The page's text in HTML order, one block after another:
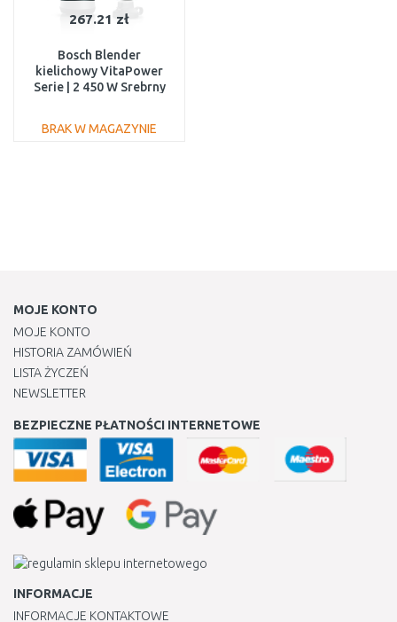
267.21 zł
Bosch Blender
kielichowy VitaPower
Serie | 2 450 W Srebrny
BRAK W MAGAZYNIE
MOJE KONTO
MOJE KONTO
HISTORIA ZAMÓWIEŃ
LISTA ŻYCZEŃ
NEWSLETTER
BEZPIECZNE PŁATNOŚCI INTERNETOWE
INFORMACJE
INFORMACJE KONTAKTOWE